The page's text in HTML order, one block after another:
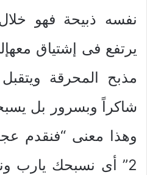
نفسه ذبيحة فهو
يرتفع فى إشتياق
مذبح المحرقة
شاكراً وبسرور بل
2” أى نسبحك يارب